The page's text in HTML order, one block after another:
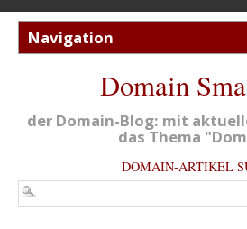
Domain
der Domain-Blog: mit
das Thema
DOMAIN-ARTIKEL